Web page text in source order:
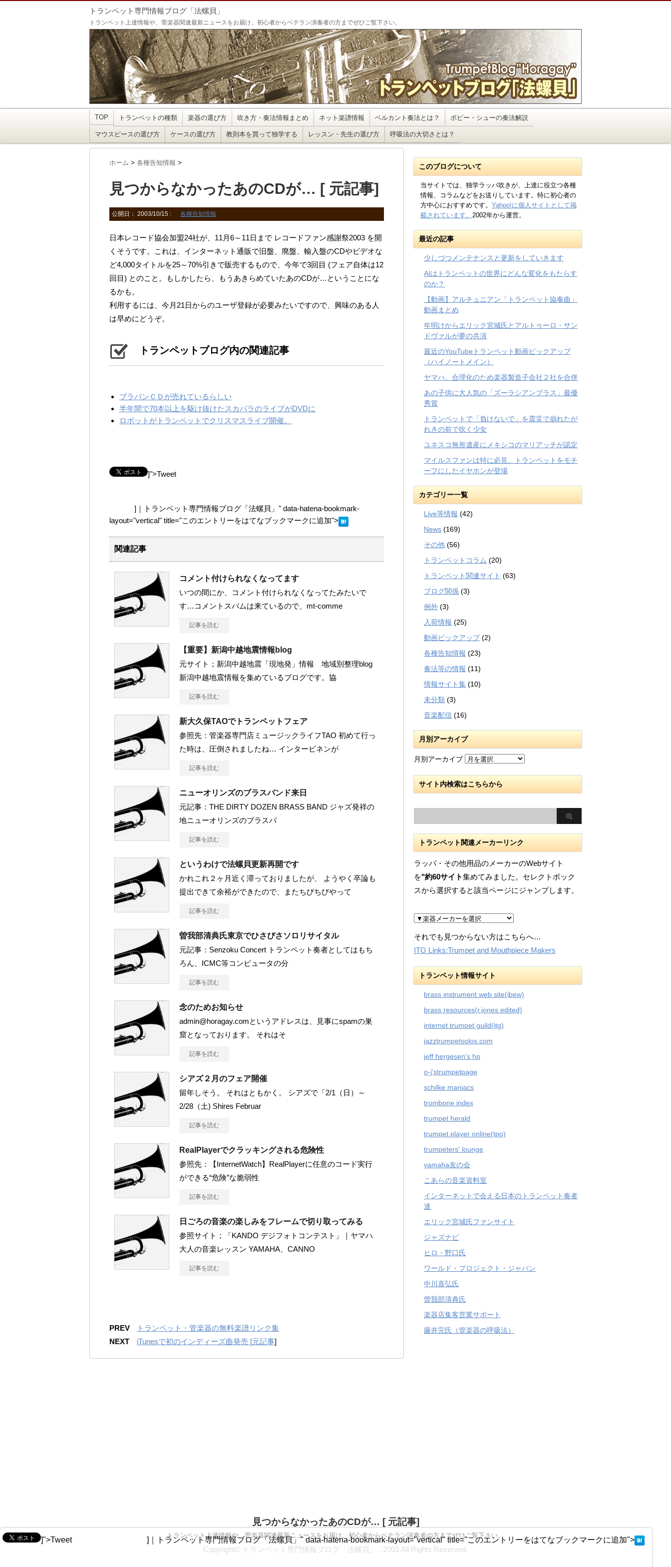
トランペット専門情報ブログ「法螺貝」
トランペット上達情報や、菅楽器関連最新ニュースをお届け。初心者からベテラン演奏者の方までぜひご覧下さい。
TOP トランペットの種類 楽器の選び方 吹き方・奏法情報まとめ ネット楽譜情報 ベルカント奏法とは？ ボビー・シューの奏法解説
マウスピースの選び方 ケースの選び方 教則本を買って独学する レッスン・先生の選び方 呼吸法の大切さとは？
ホーム > 各種告知情報 >
見つからなかったあのCDが… [ 元記事]
公開日： 2003/10/15 : 各種告知情報
日本レコード協会加盟24社が、11月6～11日まで レコードファン感謝祭2003 を開
くそうです。これは、インターネット通販で旧盤、廃盤、輸入盤のCDやビデオな
ど4,000タイトルを25～70%引きで販売するもので、今年で3回目 (フェア自体は12
回目) とのこと。もしかしたら、もうあきらめていたあのCDが…ということにな
るかも。
利用するには、今月21日からのユーザ登録が必要みたいですので、興味のある人
は早めにどうぞ。
トランペットブログ内の関連記事
ブラバンＣＤが売れているらしい
半年間で70本以上を駆け抜けたスカパラのライブがDVDに
ロボットがトランペットでクリスマスライブ開催。
]">Tweet
]｜トランペット専門情報ブログ「法螺貝」" data-hatena-bookmark-
layout="vertical" title="このエントリーをはてなブックマークに追加">
関連記事
コメント付けられなくなってます
いつの間にか、コメント付けられなくなってたみたいで
す…コメントスパムは来ているので、mt-comme
記事を読む
【重要】新潟中越地震情報blog
元サイト；新潟中越地震「現地発」情報 地域別整理blog
新潟中越地震情報を集めているブログです。協
記事を読む
新大久保TAOでトランペットフェア
参照先：管楽器専門店ミュージックライフTAO 初めて行っ
た時は、圧倒されましたね… インタービネンが
記事を読む
ニューオリンズのブラスバンド来日
元記事：THE DIRTY DOZEN BRASS BAND ジャズ発祥の
地ニューオリンズのブラスバ
記事を読む
というわけで法螺貝更新再開です
かれこれ２ヶ月近く滞っておりましたが、 ようやく卒論も
提出できて余裕ができたので、またちびちびやって
記事を読む
曽我部清典氏東京でひさびさソロリサイタル
元記事：Senzoku Concert トランペット奏者としてはもち
ろん、ICMC等コンピュータの分
記事を読む
念のためお知らせ
admin@horagay.comというアドレスは、見事にspamの巣
窟となっております。 それはそ
記事を読む
シアズ２月のフェア開催
留年しそう。 それはともかく。 シアズで「2/1（日）～
2/28（土) Shires Februar
記事を読む
RealPlayerでクラッキングされる危険性
参照先：【InternetWatch】RealPlayerに任意のコード実行
ができる“危険”な脆弱性
記事を読む
日ごろの音楽の楽しみをフレームで切り取ってみる
参照サイト；「KANDO デジフォトコンテスト」｜ヤマハ
大人の音楽レッスン YAMAHA、CANNO
記事を読む
PREV
トランペット・管楽器の無料楽譜リンク集
NEXT
iTunesで初のインディーズ曲発売 [元記事]
このブログについて
当サイトでは、独学ラッパ吹きが、上達に役立つ各種
情報、コラムなどをお送りしています。特に初心者の
方中心におすすめです。
Yahoo!に個人サイトとして掲
載されています。 2002年から運営。
最近の記事
少しづつメンテナンスと更新をしていきます
AIはトランペットの世界にどんな変化をもたらす
のか？
【動画】アルチュニアン「トランペット協奏曲」
動画まとめ
年明けからエリック宮城氏とアルトゥーロ・サン
ドヴァルが夢の共演
最近のYouTubeトランペット動画ピックアップ
（ハイノートメイン）
ヤマハ、合理化のため楽器製造子会社２社を合併
あの子供に大人気の「ズーラシアンブラス」最優
秀賞
トランペットで「負けないで」を震災で崩れたが
れきの前で吹く少女
ユネスコ無形遺産にメキシコのマリアッチが認定
マイルスファンは特に必見、トランペットをモチ
ーフにしたイヤホンが登場
カテゴリー一覧
Live等情報 (42)
News (169)
その他 (56)
トランペットコラム (20)
トランペット関連サイト (63)
ブログ関係 (3)
例外 (3)
入荷情報 (25)
動画ピックアップ(2)
各種告知情報 (23)
奏法等の情報 (11)
情報サイト集 (10)
未分類 (3)
音楽配信 (16)
月別アーカイブ
月別アーカイブ
サイト内検索はこちらから
トランペット関連メーカーリンク
ラッパ・その他用品のメーカーのWebサイト
を"約60サイト集めてみました。セレクトボック
スから選択すると該当ページにジャンプします。
それでも見つからない方はこちらへ…
ITG Links:Trumpet and Mouthpiece Makers
トランペット情報サイト
brass instrument web site(ibew)
brass resources(r.jones edited)
internet trumpet guild(itg)
jazztrumpetsolos.com
jeff hergesen's hp
o-j'strumpetpage
schilke maniacs
trombone index
trumpet herald
trumpet player online(tpo)
trumpeters' lounge
yamaha友の会
こあらの音楽資料室
インターネットで会える日本のトランペット奏者
達
エリック宮城氏ファンサイト
ジャズナビ
ヒロ・野口氏
ワールド・プロジェクト・ジャパン
中川喜弘氏
曽我部清典氏
楽器店集客営業サポート
藤井完氏（管楽器の呼吸法）
見つからなかったあのCDが… [ 元記事]
トランペット上達情報や、菅楽器関連最新ニュースをお届け。初心者からベテラン演奏者の方までぜひご覧下さい。
Copyright© トランペット専門情報ブログ「法螺貝」 , 2003 All Rights Reserved.
]">Tweet ]｜トランペット専門情報ブログ「法螺貝」" data-hatena-bookmark-layout="vertical" title="このエントリーをはてなブックマークに追加">